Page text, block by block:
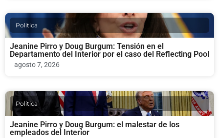
Politica
Jeanine Pirro y Doug Burgum: Tensión en el
Departamento del Interior por el caso del Reflecting Pool
agosto 7, 2026
Politica
Jeanine Pirro y Doug Burgum: el malestar de los
empleados del Interior